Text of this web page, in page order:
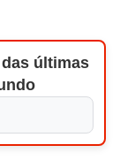
últimas